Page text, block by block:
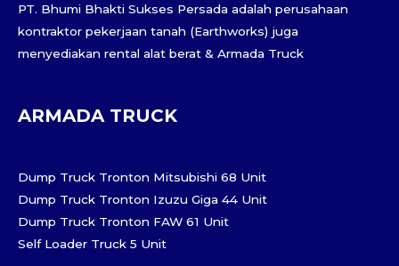
PT. Bhumi Bhakti Sukses Persada adalah perusahaan
kontraktor pekerjaan tanah (Earthworks) juga
menyediakan rental alat berat & Armada Truck
ARMADA TRUCK
Dump Truck Tronton Mitsubishi 68 Unit
Dump Truck Tronton Izuzu Giga 44 Unit
Dump Truck Tronton FAW 61 Unit
Self Loader Truck 5 Unit